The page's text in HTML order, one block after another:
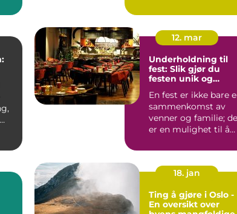
12. mar
Underholdning til
fest: Slik gjør du
festen unik og
En fest er ikke bare
sammenkomst av
venner og familie;
er en mulighet til å
18. jan
Ting å gjøre i Oslo -
En oversikt over